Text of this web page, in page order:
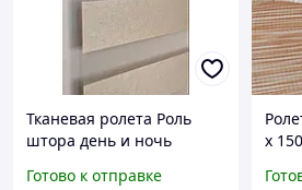
Тканевая ролета Роль
штора день и ночь
Рулонные шторы День и
Готово к отправке
х